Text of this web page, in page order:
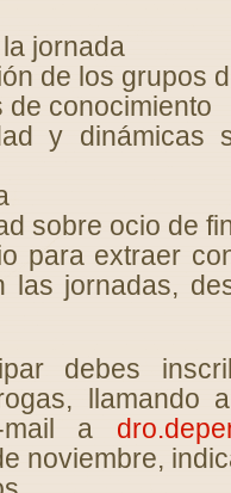
jornada
de los grupos
de conocimiento
y dinámicas
sobre ocio de
para extraer
las jornadas,
debes
llamando
mail a
noviembre,